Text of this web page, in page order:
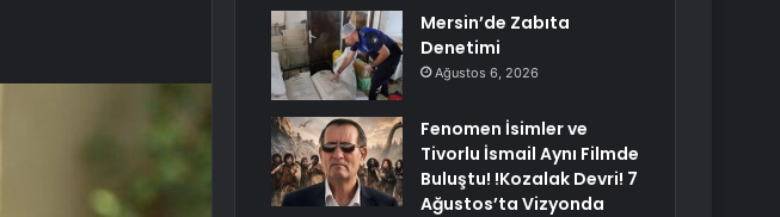
Mersin’de Zabıta
Denetimi
Ağustos 6, 2026
Fenomen İsimler ve
Tivorlu İsmail Aynı Filmde
Buluştu! !Kozalak Devri! 7
Ağustos’ta Vizyonda